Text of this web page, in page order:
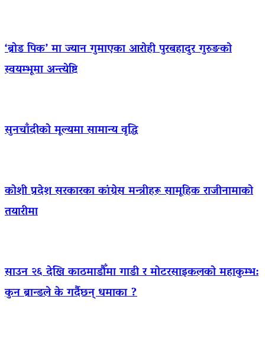
‘ब्रोड पिक’ मा ज्यान गुमाएका आराेही पुरबहादुर गुरुङको
स्वयम्भूमा अन्त्येष्टि
सुनचाँदीको मूल्यमा सामान्य वृद्धि
कोशी प्रदेश सरकारका कांग्रेस मन्त्रीहरू सामूहिक राजीनामाको
तयारीमा
साउन २६ देखि काठमाडौँमा गाडी र मोटरसाइकलको महाकुम्भ:
कुन ब्रान्डले के गर्दैछन् धमाका ?